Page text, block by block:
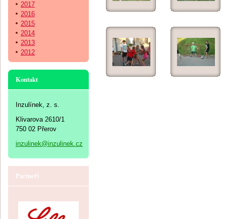
2017
2016
2015
2014
2013
2012
Kontakt
Inzulínek, z. s.
Klivarova 2610/1
750 02 Přerov
inzulinek@inzulinek.cz
Partneři